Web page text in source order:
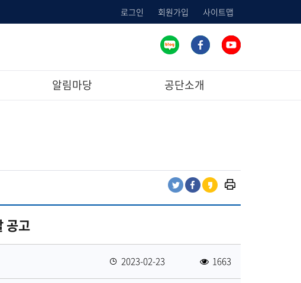
로그인 회원가입 사이트맵
알림마당 공단소개
트
유
페
공
카
토
리
프
린
트
공고
록
2023-02-23
조
1663